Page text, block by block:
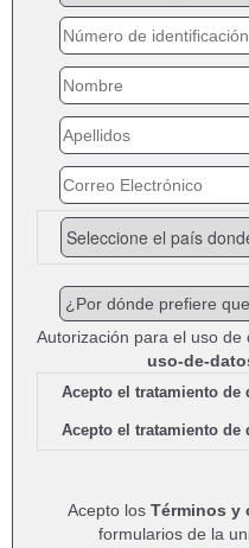
Autorización para el uso de
uso-de-
Acepto el tratamiento de
Acepto el tratamiento de
Acepto losTérminos
formularios de la